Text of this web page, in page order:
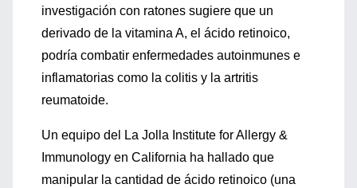
investigación con ratones sugiere que un
derivado de la vitamina A, el ácido retinoico,
podría combatir enfermedades autoinmunes e
inflamatorias como la colitis y la artritis
reumatoide.
Un equipo del La Jolla Institute for Allergy &
Immunology en California ha hallado que
manipular la cantidad de ácido retinoico (una